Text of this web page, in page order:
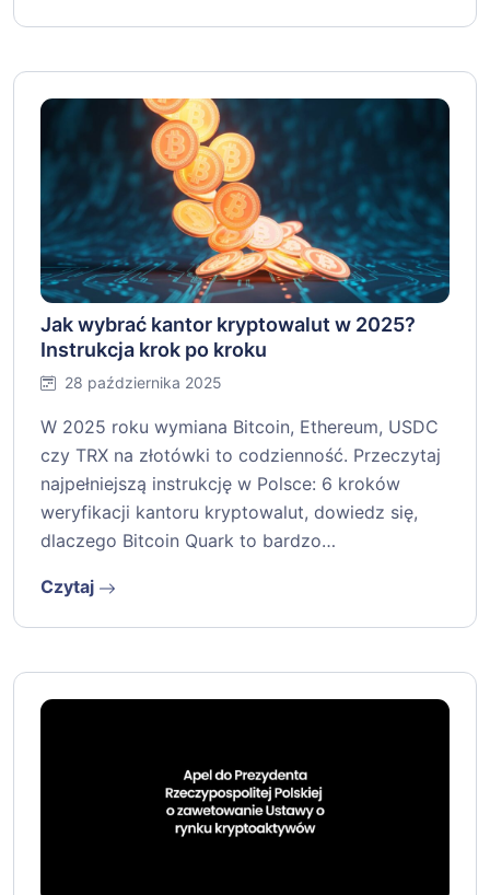
Jak wybrać kantor kryptowalut w 2025?
Instrukcja krok po kroku
28 października 2025
W 2025 roku wymiana Bitcoin, Ethereum, USDC
czy TRX na złotówki to codzienność. Przeczytaj
najpełniejszą instrukcję w Polsce: 6 kroków
weryfikacji kantoru kryptowalut, dowiedz się,
dlaczego Bitcoin Quark to bardzo…
Czytaj